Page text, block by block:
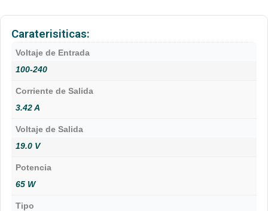
Caraterisiticas:
Voltaje de Entrada
100-240
Corriente de Salida
3.42 A
Voltaje de Salida
19.0 V
Potencia
65 W
Tipo